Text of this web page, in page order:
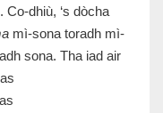
Co-dhiù, ‘s dòcha
mì-sona toradh mì-
sona. Tha iad air